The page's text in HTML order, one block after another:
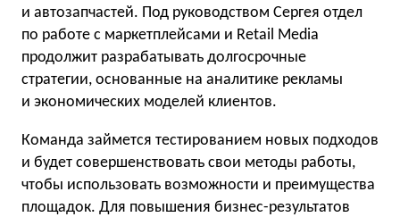
и автозапчастей. Под руководством Сергея отдел
по работе с маркетплейсами и Retail Media
продолжит разрабатывать долгосрочные
стратегии, основанные на аналитике рекламы
и экономических моделей клиентов.
Команда займется тестированием новых подходов
и будет совершенствовать свои методы работы,
чтобы использовать возможности и преимущества
площадок. Для повышения бизнес-результатов